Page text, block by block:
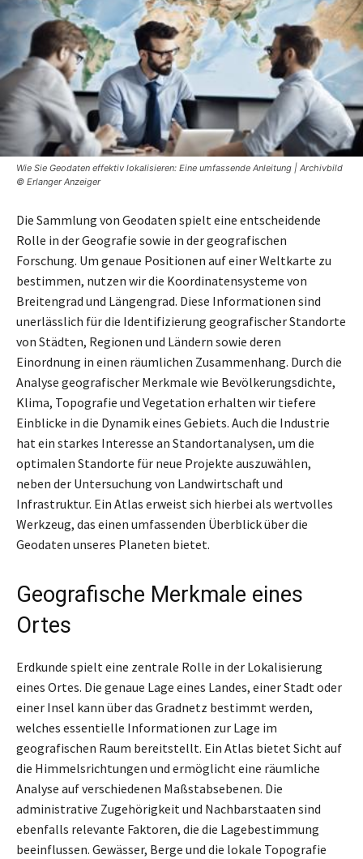
Wie Sie Geodaten effektiv lokalisieren: Eine umfassende Anleitung | Archivbild
© Erlanger Anzeiger
Die Sammlung von Geodaten spielt eine entscheidende
Rolle in der Geografie sowie in der geografischen
Forschung. Um genaue Positionen auf einer Weltkarte zu
bestimmen, nutzen wir die Koordinatensysteme von
Breitengrad und Längengrad. Diese Informationen sind
unerlässlich für die Identifizierung geografischer Standorte
von Städten, Regionen und Ländern sowie deren
Einordnung in einen räumlichen Zusammenhang. Durch die
Analyse geografischer Merkmale wie Bevölkerungsdichte,
Klima, Topografie und Vegetation erhalten wir tiefere
Einblicke in die Dynamik eines Gebiets. Auch die Industrie
hat ein starkes Interesse an Standortanalysen, um die
optimalen Standorte für neue Projekte auszuwählen,
neben der Untersuchung von Landwirtschaft und
Infrastruktur. Ein Atlas erweist sich hierbei als wertvolles
Werkzeug, das einen umfassenden Überblick über die
Geodaten unseres Planeten bietet.
Geografische Merkmale eines
Ortes
Erdkunde spielt eine zentrale Rolle in der Lokalisierung
eines Ortes. Die genaue Lage eines Landes, einer Stadt oder
einer Insel kann über das Gradnetz bestimmt werden,
welches essentielle Informationen zur Lage im
geografischen Raum bereitstellt. Ein Atlas bietet Sicht auf
die Himmelsrichtungen und ermöglicht eine räumliche
Analyse auf verschiedenen Maßstabsebenen. Die
administrative Zugehörigkeit und Nachbarstaaten sind
ebenfalls relevante Faktoren, die die Lagebestimmung
beeinflussen. Gewässer, Berge und die lokale Topografie